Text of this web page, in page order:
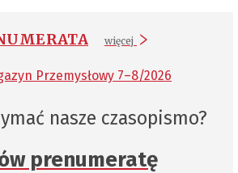
więcej
nasze czasopismo?
prenumeratę